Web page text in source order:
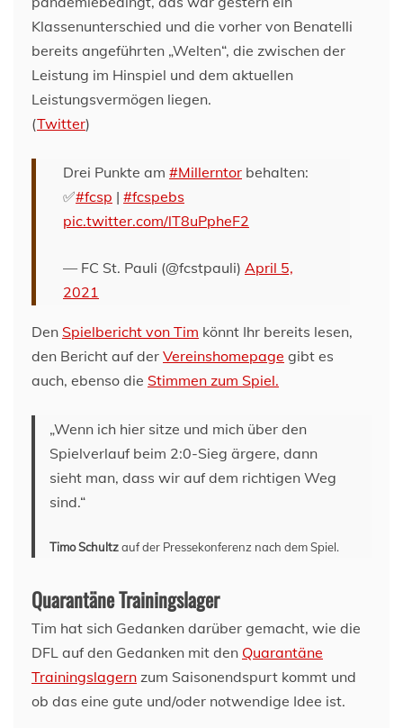
Klassenunterschied und die vorher von Benatelli
bereits angeführten „Welten“, die zwischen der
Leistung im Hinspiel und dem aktuellen
Leistungsvermögen liegen.
(Twitter)
Drei Punkte am #Millerntor behalten:
✅#fcsp | #fcspebs
pic.twitter.com/lT8uPpheF2
— FC St. Pauli (@fcstpauli) April 5,
2021
Den Spielbericht von Tim könnt Ihr bereits lesen,
den Bericht auf der Vereinshomepage gibt es
auch, ebenso die Stimmen zum Spiel.
„Wenn ich hier sitze und mich über den
Spielverlauf beim 2:0-Sieg ärgere, dann
sieht man, dass wir auf dem richtigen Weg
sind.“
Timo Schultzauf der Pressekonferenz nach dem Spiel.
Quarantäne Trainingslager
Tim hat sich Gedanken darüber gemacht, wie die
DFL auf den Gedanken mit den Quarantäne
Trainingslagern zum Saisonendspurt kommt und
ob das eine gute und/oder notwendige Idee ist.